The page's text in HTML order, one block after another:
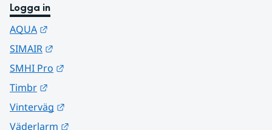
Logga in
AQUA
SIMAIR
SMHI Pro
Timbr
Vinterväg
Väderlarm